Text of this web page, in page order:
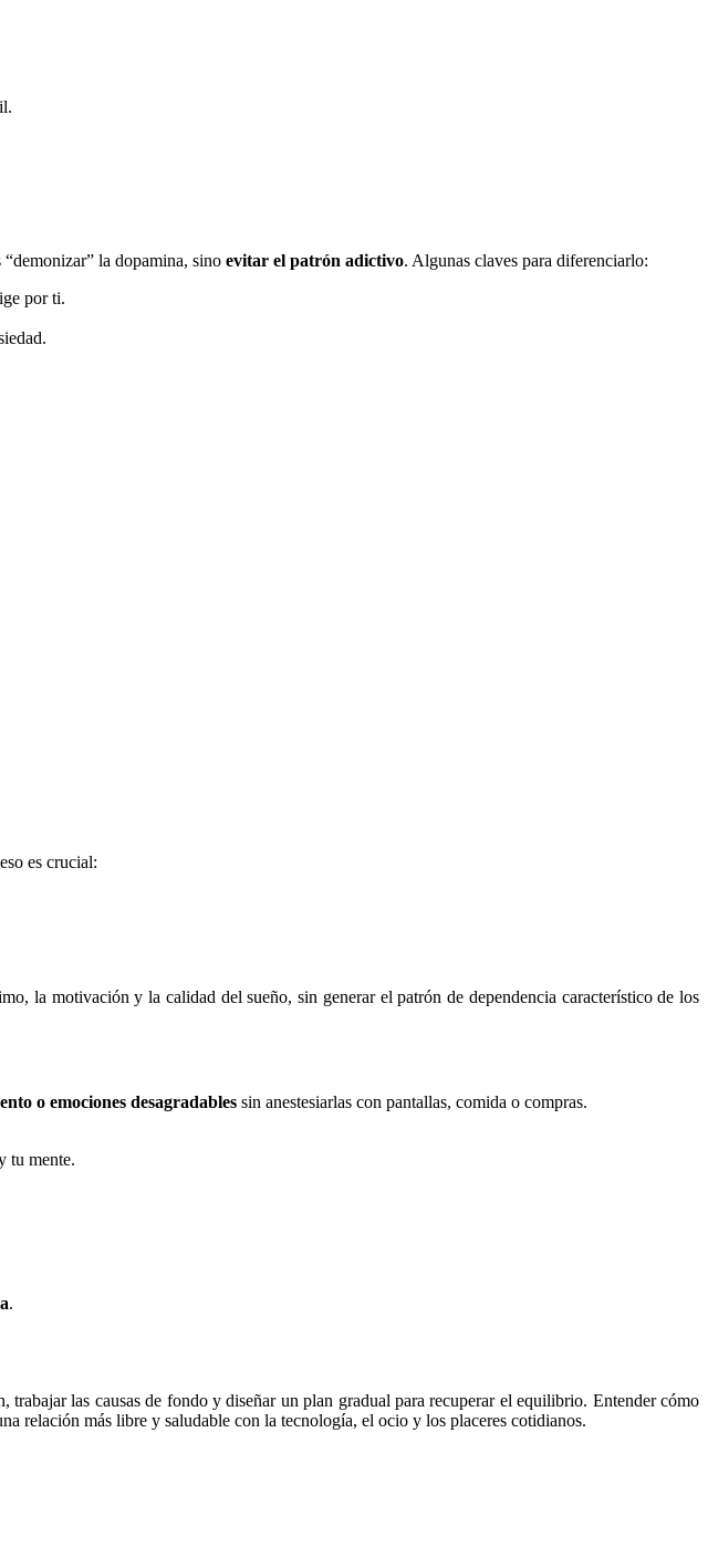
la dopamina, sino evitar el patrón adictivo. Algunas claves para diferenciarlo:
por ti.
es crucial:
la motivación y la calidad del sueño, sin generar el patrón de dependencia característico de los
o emociones desagradables sin anestesiarlas con pantallas, comida o compras.
tu mente.
.
las causas de fondo y diseñar un plan gradual para recuperar el equilibrio. Entender cómo
relación más libre y saludable con la tecnología, el ocio y los placeres cotidianos.